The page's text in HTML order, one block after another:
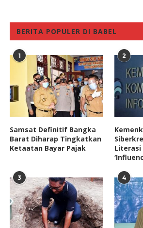
BERITA POPULER DI BABEL
1
Samsat Definitif Bangka
Barat Diharap Tingkatkan
Ketaatan Bayar Pajak
2
Literasi
3 4